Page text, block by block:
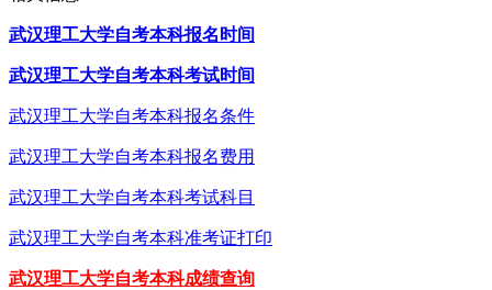
武汉理工大学自考本科报名时间
武汉理工大学自考本科考试时间
武汉理工大学自考本科报名条件
武汉理工大学自考本科报名费用
武汉理工大学自考本科考试科目
武汉理工大学自考本科准考证打印
武汉理工大学自考本科成绩查询